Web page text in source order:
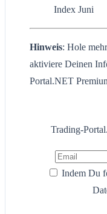
Index Juni
Hinweis: Hole
aktiviere Deinen
Portal.NET
Trading-
Indem Du